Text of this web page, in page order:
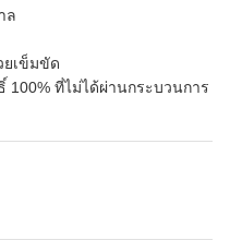
ล
เข็มขัด
100% ที่ไม่ได้ผ่านกระบวนการ